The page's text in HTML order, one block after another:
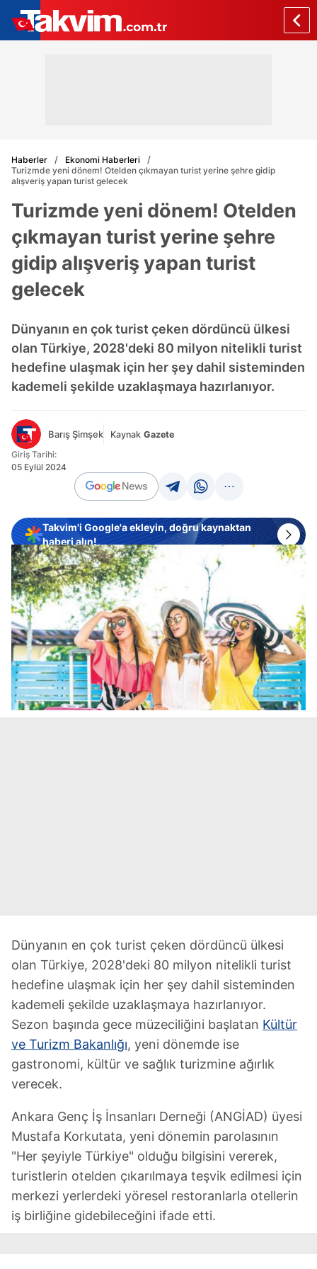
Haberler
Ekonomi Haberleri
Turizmde yeni dönem! Otelden çıkmayan turist yerine şehre gidip
alışveriş yapan turist gelecek
Turizmde yeni dönem! Otelden
çıkmayan turist yerine şehre
gidip alışveriş yapan turist
gelecek
Dünyanın en çok turist çeken dördüncü ülkesi
olan Türkiye, 2028'deki 80 milyon nitelikli turist
hedefine ulaşmak için her şey dahil sisteminden
kademeli şekilde uzaklaşmaya hazırlanıyor.
Barış Şimşek Kaynak Gazete
Giriş Tarihi:
05 Eylül 2024
Takvim'i Google'a ekleyin, doğru kaynaktan
haberi alın!
Dünyanın en çok turist çeken dördüncü ülkesi
olan Türkiye, 2028'deki 80 milyon nitelikli turist
hedefine ulaşmak için her şey dahil sisteminden
kademeli şekilde uzaklaşmaya hazırlanıyor.
Sezon başında gece müzeciliğini başlatan Kültür
ve Turizm Bakanlığı, yeni dönemde ise
gastronomi, kültür ve sağlık turizmine ağırlık
verecek.
Ankara Genç İş İnsanları Derneği (ANGİAD) üyesi
Mustafa Korkutata, yeni dönemin parolasının
"Her şeyiyle Türkiye" olduğu bilgisini vererek,
turistlerin otelden çıkarılmaya teşvik edilmesi için
merkezi yerlerdeki yöresel restoranlarla otellerin
iş birliğine gidebileceğini ifade etti.